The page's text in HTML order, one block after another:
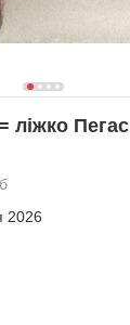
ліжко Пегас
2026